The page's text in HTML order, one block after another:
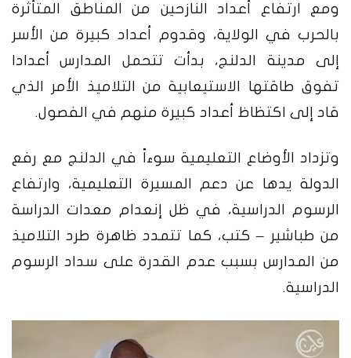
ومع ارتفاع أعداد النازحين من المناطق المتأثرة
بالحرب في الولاية، وقدوم أعداد كبيرة من الأسر
إلى مدينة الدلنج، بدأت تتحمل المدارس أعدادا
تفوق طاقتها الاستيعابية من التلاميذ الأمر الذي
قاد إلى اكتظاظ أعداد كبيرة منهم في الفصول.
وتزداد الأوضاع التعليمية سوءاً في الدلنج مع رفع
الدولة يدها عن دعم المسيرة التعليمية، وارتفاع
الرسوم الدراسية، في ظل إنعدام معدات الدراسة
من طباشير – كتب، كما تتمدد ظاهرة طرد التلاميذ
من المدارس بسبب عدم القدرة على سداد الرسوم
الدراسية.